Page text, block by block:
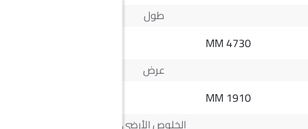
طول
4730 MM
عرض
1910 MM
الخلوص الأرضي